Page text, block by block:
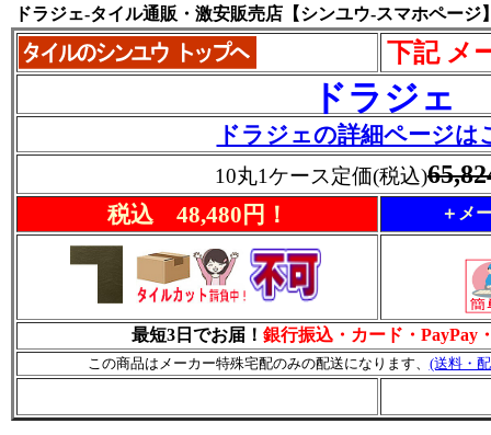
ドラジェ-タイル通販・激安販売店【シンユウ-スマホページ
下記 メ
ドラジェ
ドラジェの詳細ページは
10丸1ケース定価(税込)
税込 48,480円！ ＋メ
最短3日でお届！ 銀行振込・カード・PayPay
この商品はメーカー特殊宅配のみの配送になります、 (送料・